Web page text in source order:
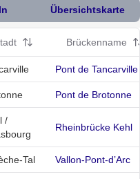
Übersichtskarte
Brückenname
Pont de Tancarville
Pont de Brotonne
/
Rheinbrücke Kehl
Tal Vallon-Pont-d’Arc